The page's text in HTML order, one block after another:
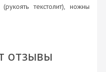
(рукоять текстолит), ножны
отзывы